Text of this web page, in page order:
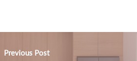
Previous Post